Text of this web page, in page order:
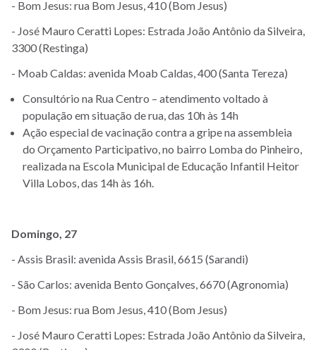
- Bom Jesus: rua Bom Jesus, 410 (Bom Jesus)
- José Mauro Ceratti Lopes: Estrada João Antônio da Silveira,
3300 (Restinga)
- Moab Caldas: avenida Moab Caldas, 400 (Santa Tereza)
Consultório na Rua Centro – atendimento voltado à
população em situação de rua, das 10h às 14h
Ação especial de vacinação contra a gripe na assembleia
do Orçamento Participativo, no bairro Lomba do Pinheiro,
realizada na Escola Municipal de Educação Infantil Heitor
Villa Lobos, das 14h às 16h.
Domingo, 27
- Assis Brasil: avenida Assis Brasil, 6615 (Sarandi)
- São Carlos: avenida Bento Gonçalves, 6670 (Agronomia)
- Bom Jesus: rua Bom Jesus, 410 (Bom Jesus)
- José Mauro Ceratti Lopes: Estrada João Antônio da Silveira,